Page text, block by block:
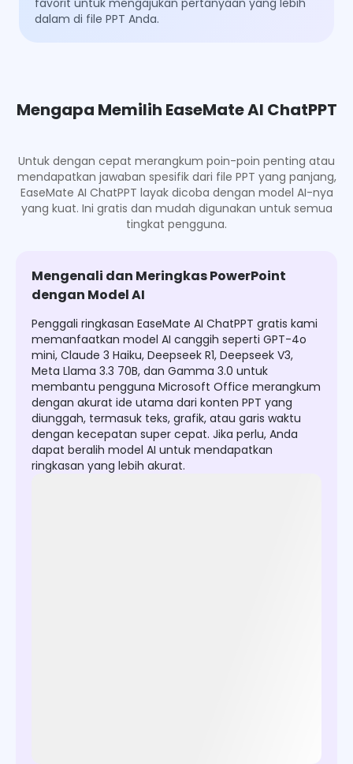
favorit untuk mengajukan pertanyaan yang lebih
dalam di file PPT Anda.
Mengapa Memilih EaseMate AI ChatPPT
Untuk dengan cepat merangkum poin-poin penting atau
mendapatkan jawaban spesifik dari file PPT yang panjang,
EaseMate AI ChatPPT layak dicoba dengan model AI-nya
yang kuat. Ini gratis dan mudah digunakan untuk semua
tingkat pengguna.
Mengenali dan Meringkas PowerPoint
dengan Model AI
Penggali ringkasan EaseMate AI ChatPPT gratis kami
memanfaatkan model AI canggih seperti GPT-4o
mini, Claude 3 Haiku, Deepseek R1, Deepseek V3,
Meta Llama 3.3 70B, dan Gamma 3.0 untuk
membantu pengguna Microsoft Office merangkum
dengan akurat ide utama dari konten PPT yang
diunggah, termasuk teks, grafik, atau garis waktu
dengan kecepatan super cepat. Jika perlu, Anda
dapat beralih model AI untuk mendapatkan
ringkasan yang lebih akurat.